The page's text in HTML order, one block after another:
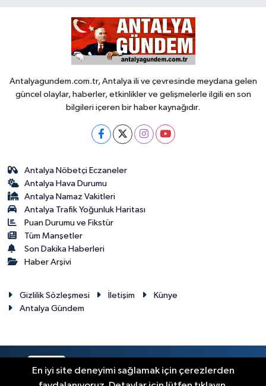
Antalyagundem.com.tr, Antalya ili ve çevresinde meydana gelen
güncel olaylar, haberler, etkinlikler ve gelişmelerle ilgili en son
bilgileri içeren bir haber kaynağıdır.
Antalya Nöbetçi Eczaneler
Antalya Hava Durumu
Antalya Namaz Vakitleri
Antalya Trafik Yoğunluk Haritası
Puan Durumu ve Fikstür
Tüm Manşetler
Son Dakika Haberleri
Haber Arşivi
Gizlilik Sözleşmesi İletişim
Künye
Antalya Gündem
En iyi site deneyimi sağlamak için çerezlerden